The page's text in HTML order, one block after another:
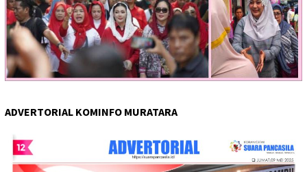
ADVERTORIAL KOMINFO MURATARA